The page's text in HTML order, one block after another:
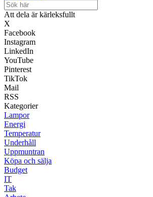
Att dela är kärleksfullt
X
Facebook
Instagram
LinkedIn
YouTube
Pinterest
TikTok
Mail
RSS
Kategorier
Lampor
Energi
Temperatur
Underhåll
Uppmuntran
Köpa och sälja
Budget
IT
Tak